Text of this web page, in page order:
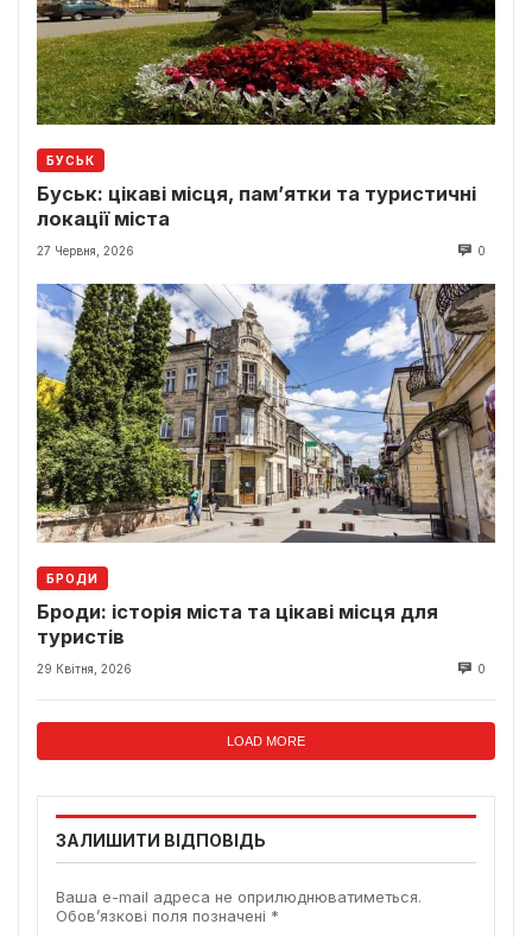
БУСЬК
Буськ: цікаві місця, пам’ятки та туристичні
локації міста
27 Червня, 2026 0
БРОДИ
Броди: історія міста та цікаві місця для
туристів
29 Квітня, 2026 0
LOAD MORE
ЗАЛИШИТИ ВІДПОВІДЬ
Ваша e-mail адреса не оприлюднюватиметься.
Обов’язкові поля позначені *